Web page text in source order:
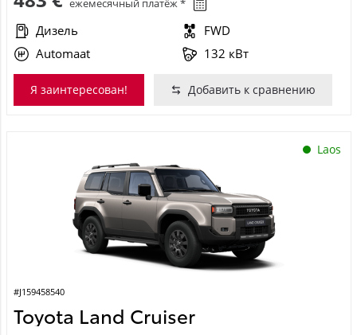
ежемесячный платёж *
Дизель
FWD
Automaat
132 кВт
Я заинтересован! Добавить к сравнению
Laos
#J159458540
Toyota Land Cruiser